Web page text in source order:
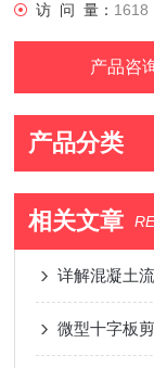
访 问 量： 1618
产品咨
产品分类
相关文章
微型十字板